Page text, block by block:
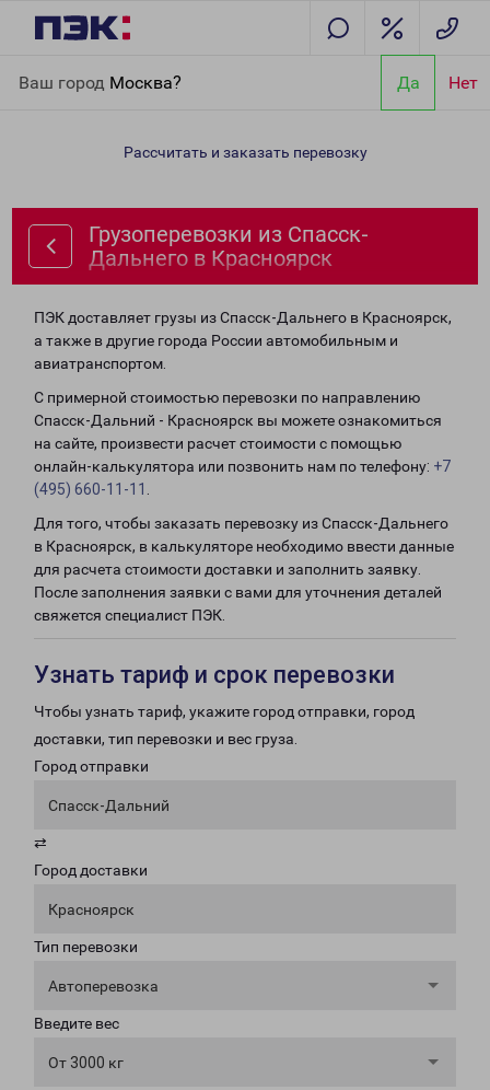
Ваш город Москва? Да Нет
Красноярск
Рассчитать и заказать перевозку
Грузоперевозки из Спасск-
Дальнего в Красноярск
ПЭК доставляет грузы из Спасск-Дальнего в Красноярск,
а также в другие города России автомобильным и
авиатранспортом.
С примерной стоимостью перевозки по направлению
Спасск-Дальний - Красноярск вы можете ознакомиться
на сайте, произвести расчет стоимости с помощью
онлайн-калькулятора или позвонить нам по телефону: +7
(495) 660-11-11
Для того, чтобы заказать перевозку из Спасск-Дальнего
в Красноярск, в калькуляторе необходимо ввести данные
для расчета стоимости доставки и заполнить заявку.
После заполнения заявки с вами для уточнения деталей
свяжется специалист ПЭК.
Узнать тариф и срок перевозки
Чтобы узнать тариф, укажите город отправки, город
доставки, тип перевозки и вес груза.
Город отправки
Спасск-Дальний
⇄
Город доставки
Красноярск
Тип перевозки
Автоперевозка
Введите вес
От 3000 кг